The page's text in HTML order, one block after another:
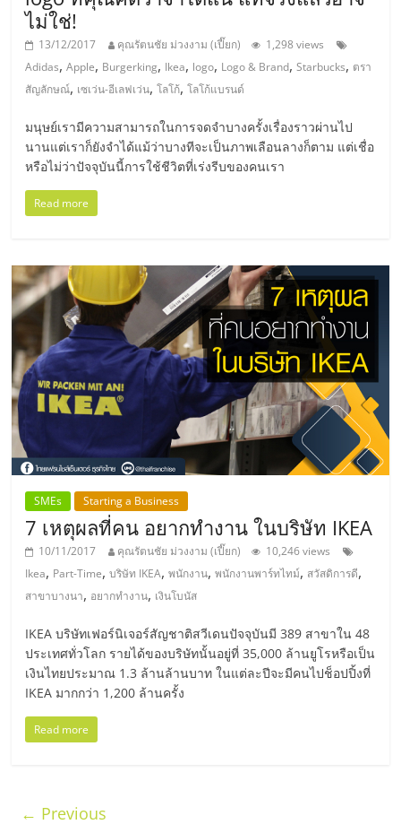
ไชส์"
ไม่ใช่!
13/12/2017 คุณรัตนชัย ม่วงงาม (เปี๊ยก)
1,298 views
Adidas,Apple, Burgerking, Ikea, logo, Logo & Brand,Starbucks, ตรา
สัญลักษณ์, เซเว่น-อีเลฟเว่น,โลโก้,โลโก้แบรนด์
มนุษย์เรามีความสามารถในการจดจำบางครั้งเรื่องราวผ่านไป
นานแต่เราก็ยังจำได้แม้ว่าบางทีจะเป็นภาพเลือนลางก็ตาม แต่เชื่อ
หรือไม่ว่าปัจจุบันนี้การใช้ชีวิตที่เร่งรีบของคนเรา
Read more
SMEs Starting a Business
7 เหตุผลที่คน อยากทำงาน ในบริษัท IKEA
10/11/2017 คุณรัตนชัย ม่วงงาม (เปี๊ยก)
10,246 views
Ikea, Part-Time,บริษัท IKEA,พนักงาน,พนักงานพาร์ทไทม์, สวัสดิการดี,
สาขาบางนา, อยากทำงาน, เงินโบนัส
IKEA บริษัทเฟอร์นิเจอร์สัญชาติสวีเดนปัจจุบันมี 389 สาขาใน 48
ประเทศทั่วโลก รายได้ของบริษัทนั้นอยู่ที่ 35,000 ล้านยูโรหรือเป็น
เงินไทยประมาณ 1.3 ล้านล้านบาท ในแต่ละปีจะมีคนไปช็อปปิ้งที่
IKEA มากกว่า 1,200 ล้านครั้ง
Read more
← Previous